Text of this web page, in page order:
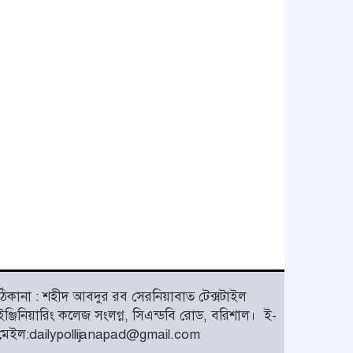
: শহীদ আবদুর রব সেরনিয়াবাত টেক্সটাইল
কলেজ সংলগ্ন, সিএন্ডবি রোড, বরিশাল।ই-